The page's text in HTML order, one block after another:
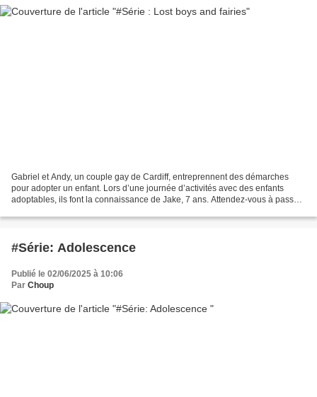
Gabriel et Andy, un couple gay de Cardiff, entreprennent des démarches
pour adopter un enfant. Lors d’une journée d’activités avec des enfants
adoptables, ils font la connaissance de Jake, 7 ans. Attendez-vous à passer
#Série: Adolescence
Publié le 02/06/2025 à 10:06
Par Choup